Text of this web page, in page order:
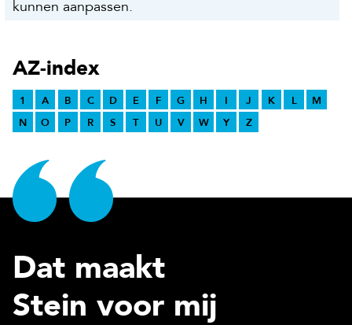
kunnen aanpassen.
AZ-index
1 A B C D E F G H I J K L
M
N
O P R S T U V W Y Z
Dat maakt
Stein voor mij